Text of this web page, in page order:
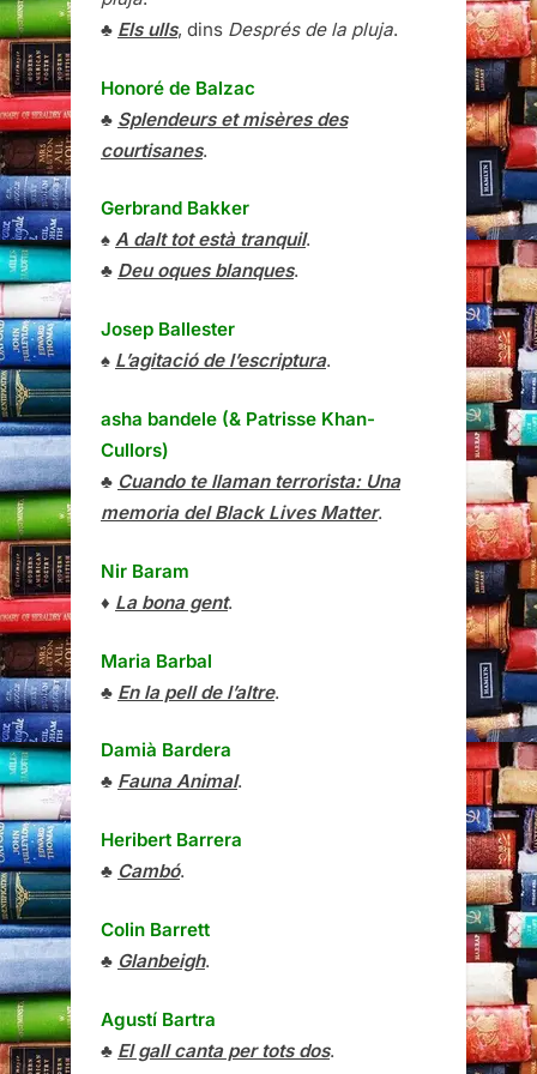
♣ Els ulls, dins Després de la pluja.
Honoré de Balzac
♣ Splendeurs et misères des
courtisanes.
Gerbrand Bakker
♠ A dalt tot està tranquil.
♣ Deu oques blanques.
Josep Ballester
♠ L’agitació de l’escriptura.
asha bandele (& Patrisse Khan-
Cullors)
♣ Cuando te llaman terrorista: Una
memoria del Black Lives Matter.
Nir Baram
♦ La bona gent.
Maria Barbal
♣ En la pell de l’altre.
Damià Bardera
♣ Fauna Animal.
Heribert Barrera
♣ Cambó.
Colin Barrett
♣ Glanbeigh.
Agustí Bartra
♣ El gall canta per tots dos.